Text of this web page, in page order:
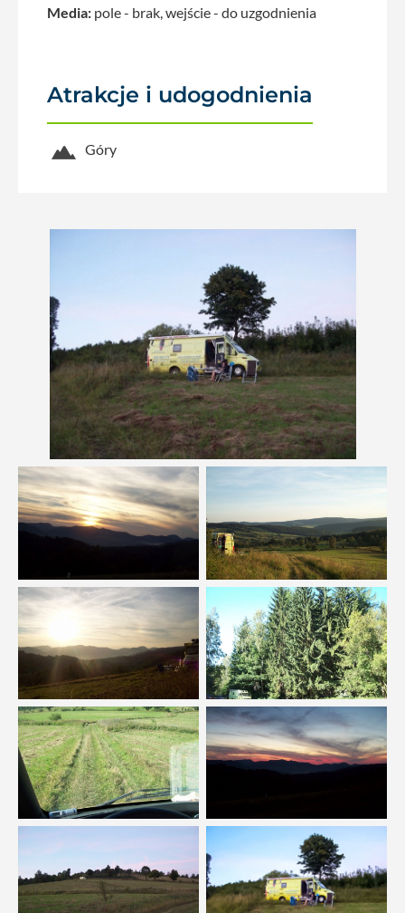
Media: pole - brak, wejście - do uzgodnienia
Atrakcje i udogodnienia
Góry